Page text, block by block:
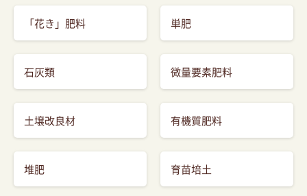
「花き」肥料 単肥
石灰類 微量要素肥料
土壌改良材 有機質肥料
堆肥 育苗培土